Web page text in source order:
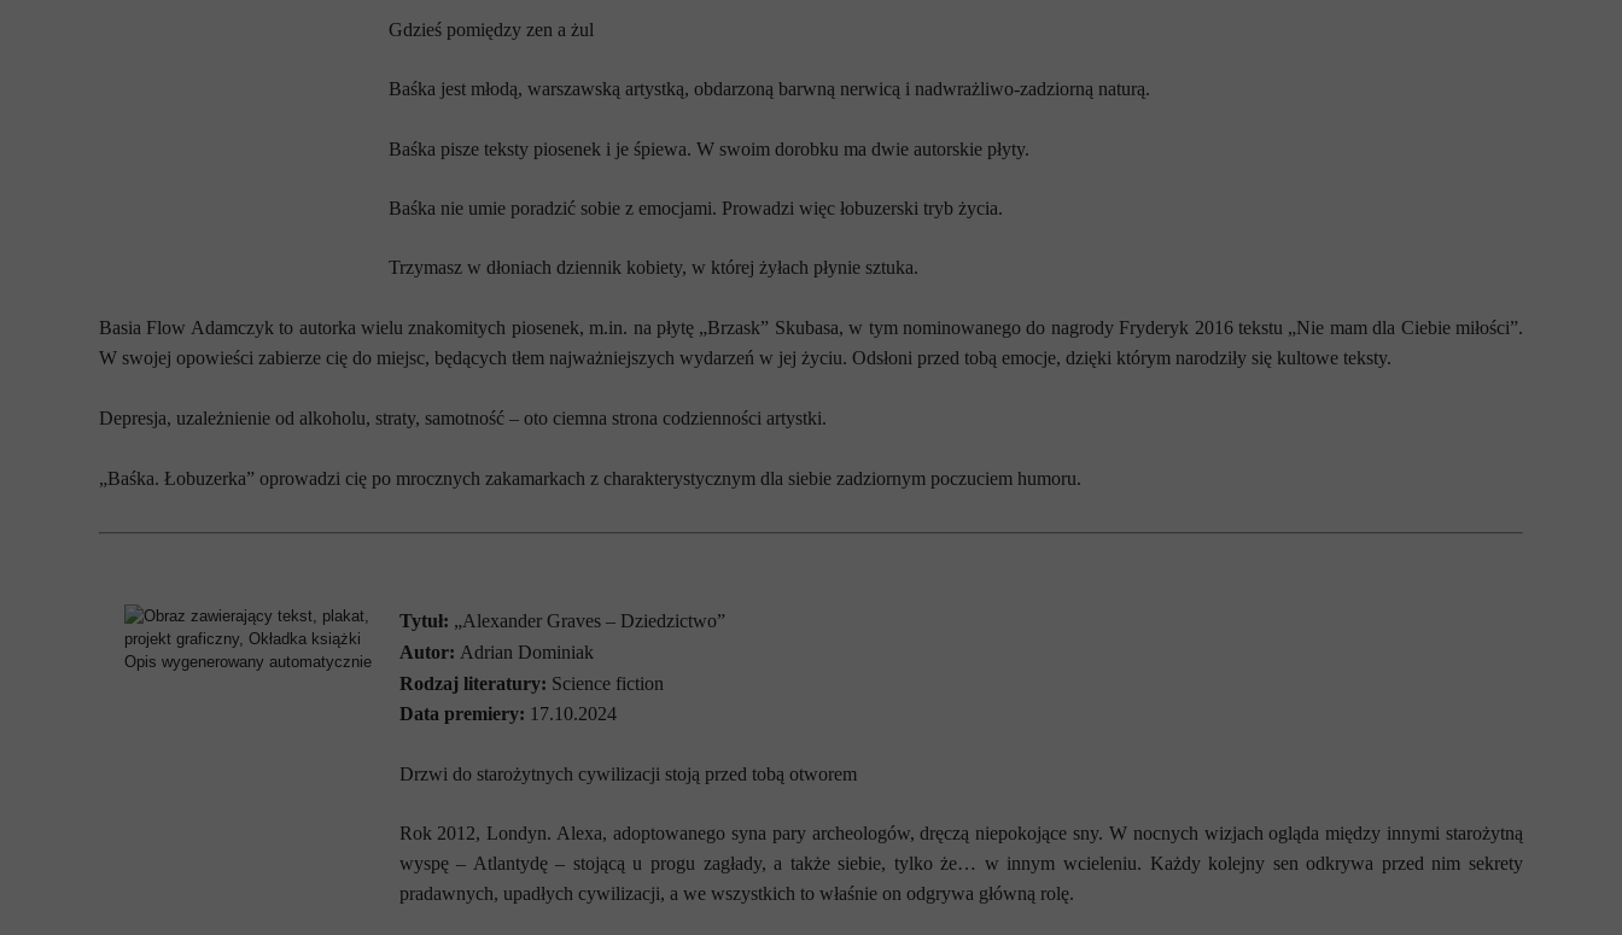
Gdzieś pomiędzy zen a żul
Baśka jest młodą, warszawską artystką, obdarzoną barwną nerwicą i nadwrażliwo-zadziorną naturą.
Baśka pisze teksty piosenek i je śpiewa. W swoim dorobku ma dwie autorskie płyty.
Baśka nie umie poradzić sobie z emocjami. Prowadzi więc łobuzerski tryb życia.
Trzymasz w dłoniach dziennik kobiety, w której żyłach płynie sztuka.
Basia Flow Adamczyk to autorka wielu znakomitych piosenek, m.in. na płytę „Brzask” Skubasa, w tym nominowanego do nagrody Fryderyk 2016 tekstu „Nie mam dla Ciebie miłości”.
W swojej opowieści zabierze cię do miejsc, będących tłem najważniejszych wydarzeń w jej życiu. Odsłoni przed tobą emocje, dzięki którym narodziły się kultowe teksty.
Depresja, uzależnienie od alkoholu, straty, samotność – oto ciemna strona codzienności artystki.
„Baśka. Łobuzerka” oprowadzi cię po mrocznych zakamarkach z charakterystycznym dla siebie zadziornym poczuciem humoru.
Tytuł: „Alexander Graves – Dziedzictwo”
Autor: Adrian Dominiak
Rodzaj literatury: Science fiction
Data premiery: 17.10.2024
Drzwi do starożytnych cywilizacji stoją przed tobą otworem
Rok 2012, Londyn. Alexa, adoptowanego syna pary archeologów, dręczą niepokojące sny. W nocnych wizjach ogląda między innymi starożytną
wyspę – Atlantydę – stojącą u progu zagłady, a także siebie, tylko że… w innym wcieleniu. Każdy kolejny sen odkrywa przed nim sekrety
pradawnych, upadłych cywilizacji, a we wszystkich to właśnie on odgrywa główną rolę.